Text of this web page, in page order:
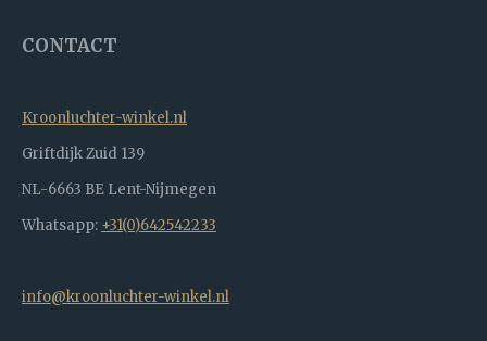
CONTACT
Kroonluchter-winkel.nl
Griftdijk Zuid 139
NL-6663 BE Lent-Nijmegen
Whatsapp: +31(0)642542233
info@kroonluchter-winkel.nl